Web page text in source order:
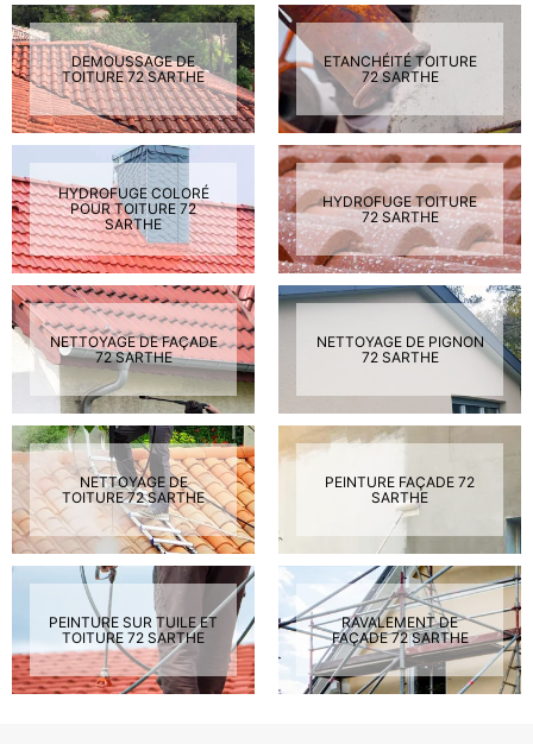
DEMOUSSAGE DE
TOITURE 72 SARTHE
ETANCHÉITÉ TOITURE
72 SARTHE
HYDROFUGE COLORÉ
POUR TOITURE 72
SARTHE
HYDROFUGE TOITURE
72 SARTHE
NETTOYAGE DE FAÇADE
72 SARTHE
NETTOYAGE DE PIGNON
72 SARTHE
NETTOYAGE DE
TOITURE 72 SARTHE
PEINTURE FAÇADE 72
SARTHE
PEINTURE SUR TUILE ET
TOITURE 72 SARTHE
RAVALEMENT DE
FAÇADE 72 SARTHE